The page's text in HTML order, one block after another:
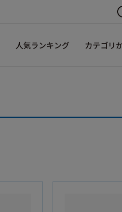
人気ランキング カテゴリ